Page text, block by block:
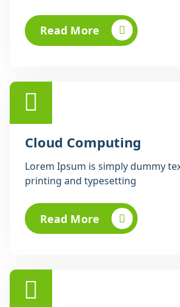
Read More
Cloud Computing
Lorem Ipsum is simply dummy
printing and typesetting
Read More